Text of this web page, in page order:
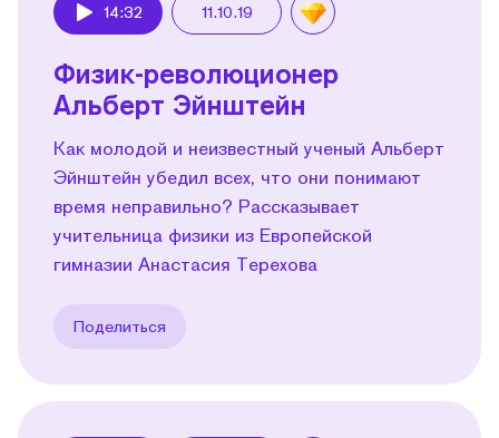
14:32 11.10.19
Физик-революционер
Альберт Эйнштейн
Как молодой и неизвестный ученый Альберт
Эйнштейн убедил всех, что они понимают
время неправильно? Рассказывает
учительница физики из Европейской
гимназии Анастасия Терехова
Поделиться